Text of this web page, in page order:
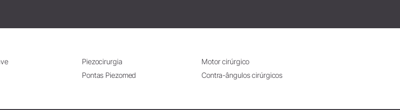
Piezocirurgia
Pontas Piezomed
Motor cirúrgico
Contra-ângulos cirúrgicos